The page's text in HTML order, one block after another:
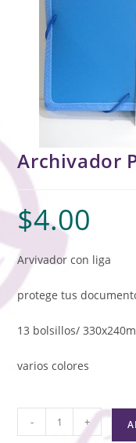
Archivador
$4.00
Arvivador con liga
protege tus
13 bolsillos/
varios colores
- +